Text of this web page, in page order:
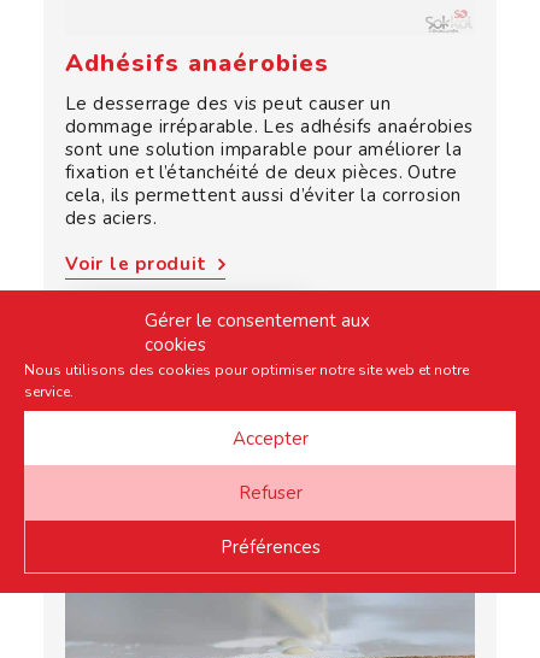
Gérer le consentement aux
cookies
Nous utilisons des cookies pour optimiser notre site web et notre
service.
Accepter
Refuser
Préférences
Adhésifs anaérobies
Le desserrage des vis peut causer un
dommage irréparable. Les adhésifs anaérobies
sont une solution imparable pour améliorer la
fixation et l’étanchéité de deux pièces. Outre
cela, ils permettent aussi d’éviter la corrosion
des aciers.
Voir le produit
Demander un devis